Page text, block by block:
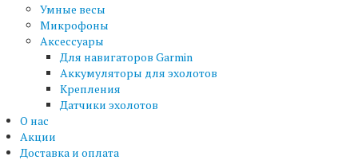
Умные весы
Микрофоны
Аксессуары
Для навигаторов Garmin
Аккумуляторы для эхолотов
Крепления
Датчики эхолотов
О нас
Акции
Доставка и оплата